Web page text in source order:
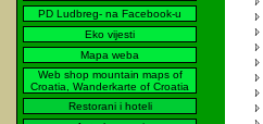
PD Ludbreg- na Facebook-u
Eko vijesti
Mapa weba
Web shop mountain maps of
Croatia, Wanderkarte of Croatia
Restorani i hoteli